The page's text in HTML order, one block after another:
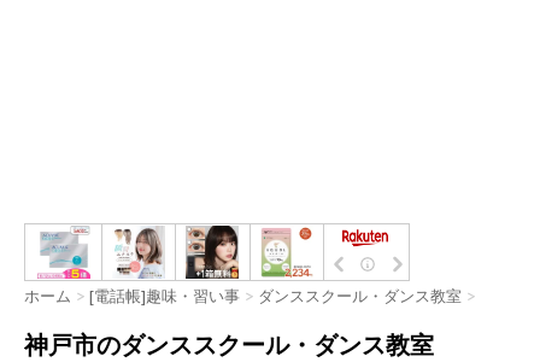
ホーム > [電話帳]趣味・習い事 > ダンススクール・ダンス教室 >
神戸市のダンススクール・ダンス教室